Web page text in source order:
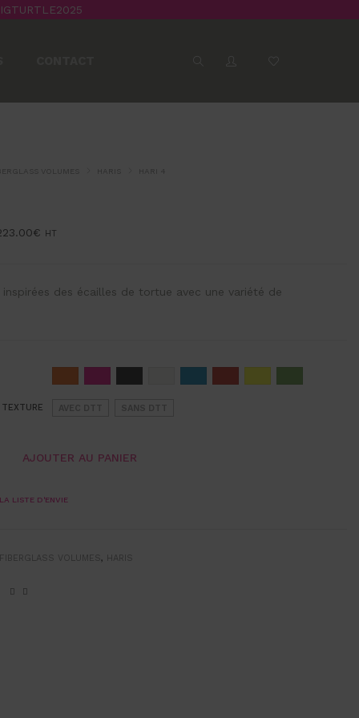
VOLUMES HARIS HARI 4
€ HT
des écailles de tortue avec une variété de
AJOUTER AU PANIER
LISTE D'ENVIE
VOLUMES, HARIS